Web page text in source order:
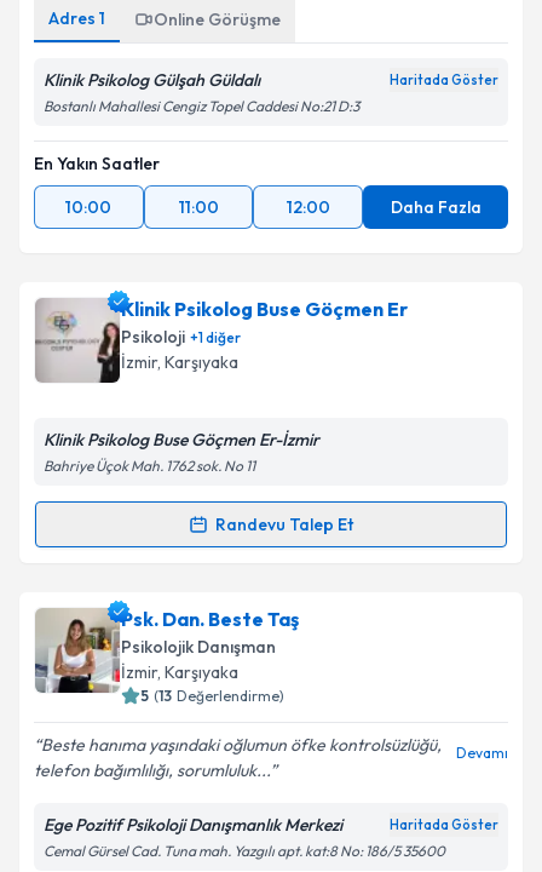
Adres 1 Online Görüşme
Klinik Psikolog Gülşah Güldalı Haritada Göster
Bostanlı Mahallesi Cengiz Topel Caddesi No:21 D:3
En Yakın Saatler
10:00
11:00 12:00 Daha Fazla
Klinik Psikolog Buse Göçmen Er
Psikoloji +1diğer
İzmir, Karşıyaka
Klinik Psikolog Buse Göçmen Er-İzmir
Bahriye Üçok Mah. 1762 sok. No 11
Randevu Talep Et
Randevu Takvimi Talebi
Klinik Psikolog Buse Göçmen Er
takvimi talebi oluşturun. Size bu uzmandan randevu
almanız için bir takvim hazırlandığında e-posta ile
bilgilendireceğiz.
E-posta Adresiniz
Kişisel verilerimin işlenmesine ilişkinAydınlatma
Psk. Dan. Beste Taş
Psikolojik Danışman
İzmir, Karşıyaka
5 (13 Değerlendirme)
Beste hanıma yaşındaki oğlumun öfke kontrolsüzlüğü,
telefon bağımlılığı, sorumluluk...
Devamı
Ege Pozitif Psikoloji Danışmanlık Merkezi Haritada Göster
Cemal Gürsel Cad. Tuna mah. Yazgılı apt. kat:8 No: 186/5 35600